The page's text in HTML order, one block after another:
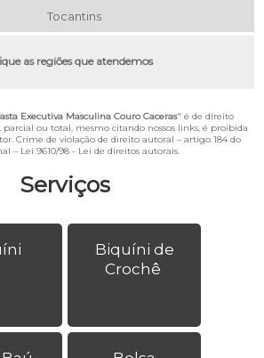
Serviços
Biquíni de
Crochê
Tocantins
as regiões que atendemos
Executiva Masculina Couro Caceras" é de direito
parcial ou total, mesmo citando nossos links, é proibida
Crime de violação de direito autoral – artigo 184 do
– Lei 9610/98 - Lei de direitos autorais.